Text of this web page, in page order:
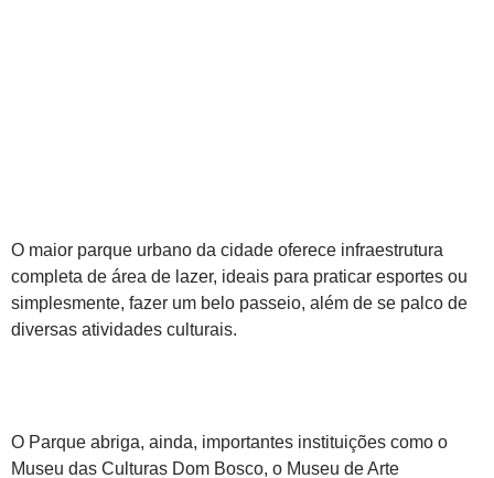
O maior parque urbano da cidade oferece infraestrutura
completa de área de lazer, ideais para praticar esportes ou
simplesmente, fazer um belo passeio, além de se palco de
diversas atividades culturais.
O Parque abriga, ainda, importantes instituições como o
Museu das Culturas Dom Bosco, o Museu de Arte